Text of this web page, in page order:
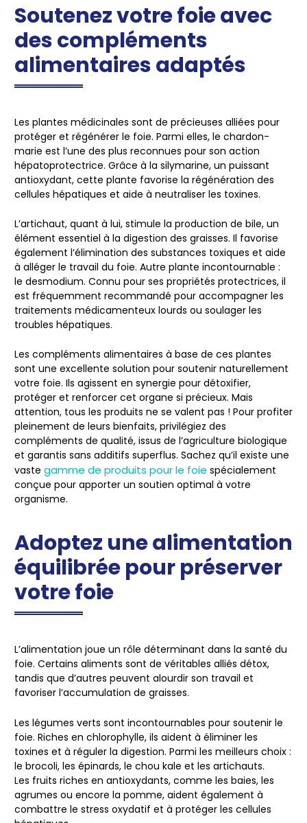
Soutenez votre foie avec
des compléments
alimentaires adaptés
Les plantes médicinales sont de précieuses alliées pour
protéger et régénérer le foie. Parmi elles, le chardon-
marie est l’une des plus reconnues pour son action
hépatoprotectrice. Grâce à la silymarine, un puissant
antioxydant, cette plante favorise la régénération des
cellules hépatiques et aide à neutraliser les toxines.
L’artichaut, quant à lui, stimule la production de bile, un
élément essentiel à la digestion des graisses. Il favorise
également l’élimination des substances toxiques et aide
à alléger le travail du foie. Autre plante incontournable :
le desmodium. Connu pour ses propriétés protectrices, il
est fréquemment recommandé pour accompagner les
traitements médicamenteux lourds ou soulager les
troubles hépatiques.
Les compléments alimentaires à base de ces plantes
sont une excellente solution pour soutenir naturellement
votre foie. Ils agissent en synergie pour détoxifier,
protéger et renforcer cet organe si précieux. Mais
attention, tous les produits ne se valent pas ! Pour profiter
pleinement de leurs bienfaits, privilégiez des
compléments de qualité, issus de l’agriculture biologique
et garantis sans additifs superflus. Sachez qu’il existe une
vaste gamme de produits pour le foie spécialement
conçue pour apporter un soutien optimal à votre
organisme.
Adoptez une alimentation
équilibrée pour préserver
votre foie
L’alimentation joue un rôle déterminant dans la santé du
foie. Certains aliments sont de véritables alliés détox,
tandis que d’autres peuvent alourdir son travail et
favoriser l’accumulation de graisses.
Les légumes verts sont incontournables pour soutenir le
foie. Riches en chlorophylle, ils aident à éliminer les
toxines et à réguler la digestion. Parmi les meilleurs choix :
le brocoli, les épinards, le chou kale et les artichauts.
Les fruits riches en antioxydants, comme les baies, les
agrumes ou encore la pomme, aident également à
combattre le stress oxydatif et à protéger les cellules